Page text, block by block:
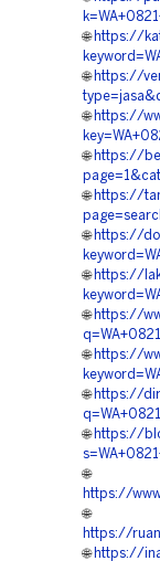
🌐 https://
🌐 https://
🌐 https://
🌐 https://
🌐 https://
🌐 https://
🌐 https://
🌐 https://
🌐 https://
🌐 https://
🌐 https://
🌐
https://
🌐
https://
🌐 https://